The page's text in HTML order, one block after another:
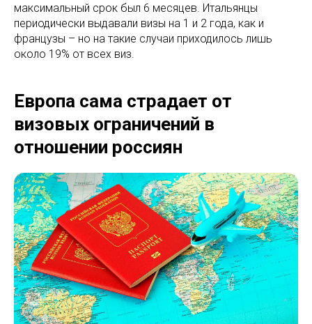
максимальный срок был 6 месяцев. Итальянцы
периодически выдавали визы на 1 и 2 года, как и
французы – но на такие случаи приходилось лишь
около 19% от всех виз.
Европа сама страдает от
визовых ограничений в
отношении россиян